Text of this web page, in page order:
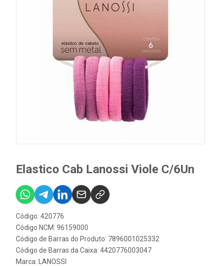
Elastico Cab Lanossi Viole C/6Un
Código: 420776
Código NCM: 96159000
Código de Barras do Produto: 7896001025332
Código de Barras da Caixa: 4420776003047
Marca:
LANOSSI